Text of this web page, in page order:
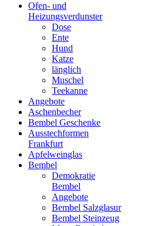
Ofen- und
Heizungsverdunster
Dose
Ente
Hund
Katze
länglich
Muschel
Teekanne
Angebote
Aschenbecher
Bembel Geschenke
Ausstechformen
Frankfurt
Apfelweinglas
Bembel
Demokratie
Bembel
Angebote
Bembel Salzglasur
Bembel Steinzeug